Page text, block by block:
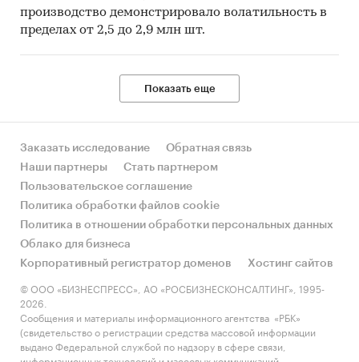
производство демонстрировало волатильность в
пределах от 2,5 до 2,9 млн шт.
Показать еще
Заказать исследование
Обратная связь
Наши партнеры
Стать партнером
Пользовательское соглашение
Политика обработки файлов cookie
Политика в отношении обработки персональных данных
Облако для бизнеса
Корпоративный регистратор доменов
Хостинг сайтов
© ООО «БИЗНЕСПРЕСС», АО «РОСБИЗНЕСКОНСАЛТИНГ», 1995-
2026.
Сообщения и материалы информационного агентства «РБК»
(свидетельство о регистрации средства массовой информации
выдано Федеральной службой по надзору в сфере связи,